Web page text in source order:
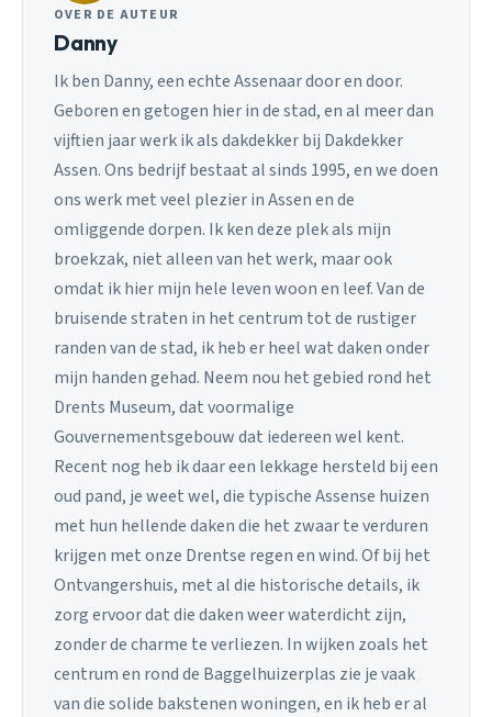
OVER DE AUTEUR
Danny
Ik ben Danny, een echte Assenaar door en door.
Geboren en getogen hier in de stad, en al meer dan
vijftien jaar werk ik als dakdekker bij Dakdekker
Assen. Ons bedrijf bestaat al sinds 1995, en we doen
ons werk met veel plezier in Assen en de
omliggende dorpen. Ik ken deze plek als mijn
broekzak, niet alleen van het werk, maar ook
omdat ik hier mijn hele leven woon en leef. Van de
bruisende straten in het centrum tot de rustiger
randen van de stad, ik heb er heel wat daken onder
mijn handen gehad. Neem nou het gebied rond het
Drents Museum, dat voormalige
Gouvernementsgebouw dat iedereen wel kent.
Recent nog heb ik daar een lekkage hersteld bij een
oud pand, je weet wel, die typische Assense huizen
met hun hellende daken die het zwaar te verduren
krijgen met onze Drentse regen en wind. Of bij het
Ontvangershuis, met al die historische details, ik
zorg ervoor dat die daken weer waterdicht zijn,
zonder de charme te verliezen. In wijken zoals het
centrum en rond de Baggelhuizerplas zie je vaak
van die solide bakstenen woningen, en ik heb er al